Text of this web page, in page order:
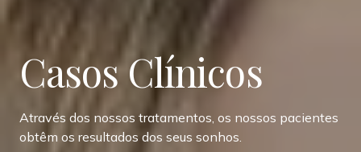
Casos Clínicos
Através dos nossos tratamentos, os nossos pacientes
obtêm os resultados dos seus sonhos.